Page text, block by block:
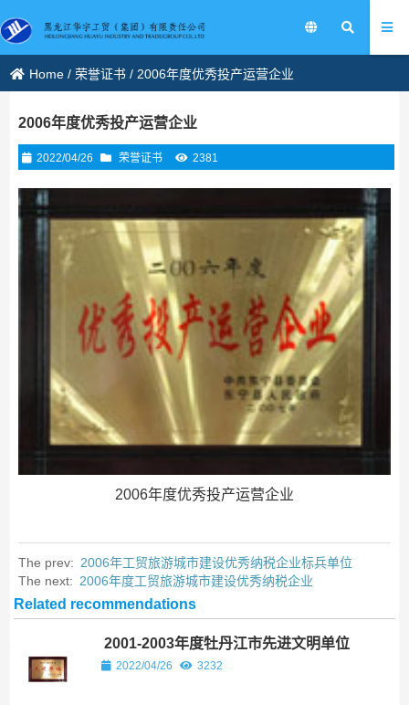
Home /荣誉证书 / 2006年度优秀投产运营企业
2006年度优秀投产运营企业
2022/04/26 荣誉证书 2381
2006年度优秀投产运营企业
The prev: 2006年工贸旅游城市建设优秀纳税企业标兵单位
The next: 2006年度工贸旅游城市建设优秀纳税企业
Related recommendations
2001-2003年度牡丹江市先进文明单位
2022/04/26 3232